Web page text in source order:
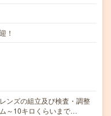
！
ンズの組立及び検査・調整
～10キロくらいまで…